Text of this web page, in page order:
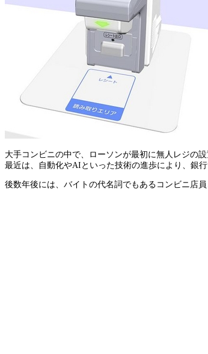
大手コンビニの中で、ローソンが最初に無人レジの
最近は、自動化やAIといった技術の進歩により、銀
後数年後には、バイトの代名詞でもあるコンビニ店